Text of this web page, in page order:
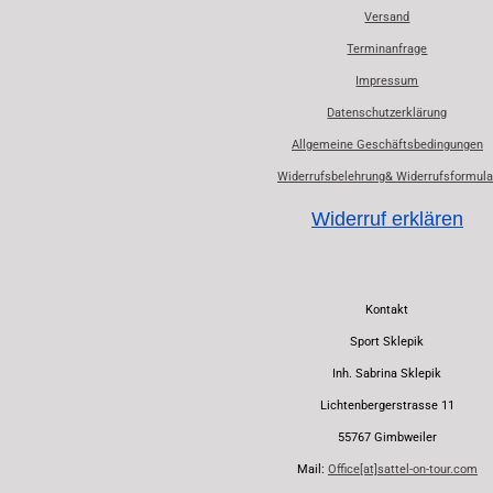
Versand
Terminanfrage
Impressum
Datenschutzerklärung
Allgemeine Geschäftsbedingungen
Widerrufsbelehrung&
Widerruf erklären
Kontakt
Sport Sklepik
Inh. Sabrina Sklepik
Lichtenbergerstrasse 11
55767 Gimbweiler
Mail: Office[at]sattel-on-tour.com